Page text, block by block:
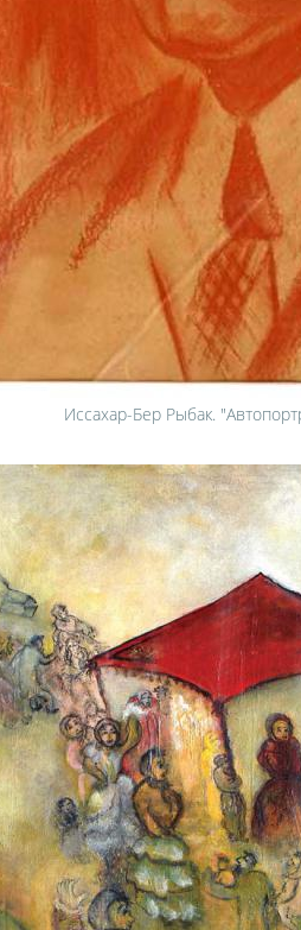
Иссахар-Бер Рыбак.